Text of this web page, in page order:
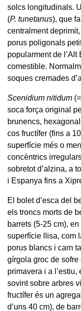
solcs longitudinals.
(P. tunetanus), que
centralment
porus poligonals
popularment de l’Alt
comestible.
soques cremades
Scenidium nitidum (=
soca força original
brunencs,
cos fructífer (fins a
superfície més o
concèntrics
sobretot d’alzina, a
i Espanya fins a
El bolet d’esca del
els troncs morts de
barrets (5-25 cm),
superfície llisa, com
porus blancs i carn
gírgola groc de sofre
primavera i a
sovint sobre arbres
fructífer és un
d’uns 40 cm), de